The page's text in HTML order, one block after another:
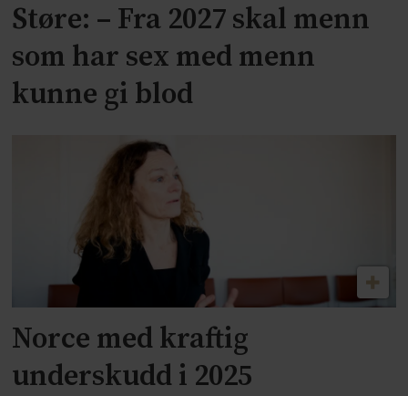
Støre: – Fra 2027 skal menn
som har sex med menn
kunne gi blod
Norce med kraftig
underskudd i 2025